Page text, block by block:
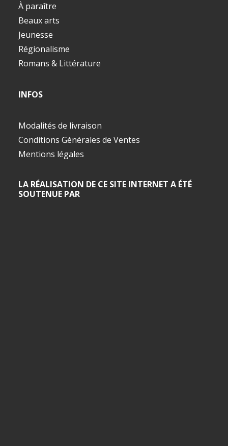
À paraître
Beaux arts
Jeunesse
Régionalisme
Romans & Littérature
INFOS
Modalités de livraison
Conditions Générales de Ventes
Mentions légales
LA RÉALISATION DE CE SITE INTERNET A ÉTÉ
SOUTENUE PAR